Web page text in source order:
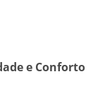
e Conforto